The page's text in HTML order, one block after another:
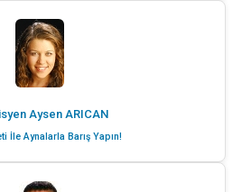
Aysen ARICAN
İle Aynalarla Barış Yapın!